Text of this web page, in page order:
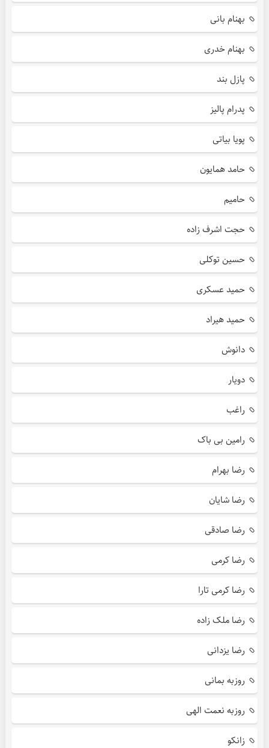
بهنام بانی
بهنام خدری
پازل بند
پدرام پالیز
پویا بیاتی
حامد همایون
حامیم
حجت اشرف زاده
حسین توکلی
حمید عسکری
حمید هیراد
دانوش
دویار
راغب
رامین بی باک
رضا بهرام
رضا شایان
رضا صادقی
رضا کرمی
رضا کرمی تارا
رضا ملک زاده
رضا یزدانی
روزبه بمانی
روزبه نعمت الهی
زانکو